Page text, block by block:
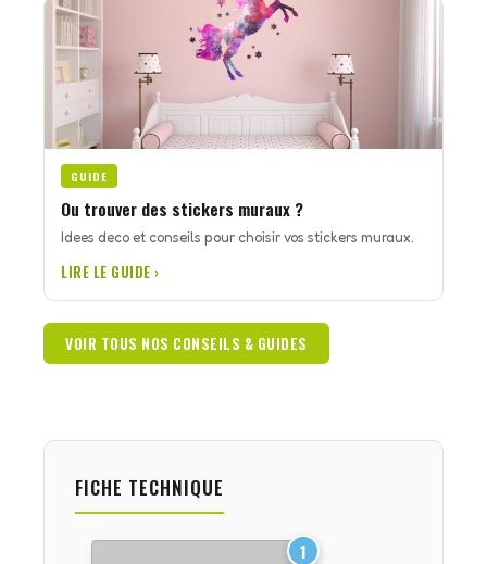
GUIDE
Ou trouver des stickers muraux ?
Idees deco et conseils pour choisir vos stickers muraux.
LIRE LE GUIDE ›
VOIR TOUS NOS CONSEILS & GUIDES
FICHE TECHNIQUE
1